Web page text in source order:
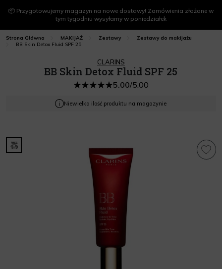
📦 Przygotowujemy magazyn na nowe dostawy! Zamówienia złożone w
tym tygodniu wysyłamy w poniedziałek
Strona Główna MAKIJAŻ Zestawy
Zestawy do makijażu
BB Skin Detox Fluid SPF 25
CLARINS
BB Skin Detox Fluid SPF 25
5.00/5.00
Niewielka ilość produktu na magazynie